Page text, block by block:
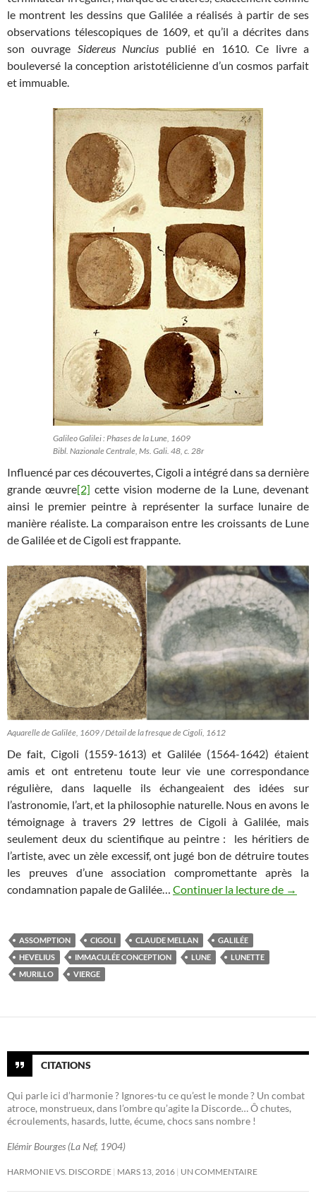
le montrent les dessins que Galilée a réalisés à partir de ses
observations télescopiques de 1609, et qu’il a décrites dans
son ouvrage Sidereus Nuncius publié en 1610. Ce livre a
bouleversé la conception aristotélicienne d’un cosmos parfait
et immuable.
Galileo Galilei : Phases de la Lune, 1609
Bibl. Nazionale Centrale, Ms. Gali. 48, c. 28r
Influencé par ces découvertes, Cigoli a intégré dans sa dernière
grande œuvre[2] cette vision moderne de la Lune, devenant
ainsi le premier peintre à représenter la surface lunaire de
manière réaliste. La comparaison entre les croissants de Lune
de Galilée et de Cigoli est frappante.
Aquarelle de Galilée, 1609 / Détail de la fresque de Cigoli, 1612
De fait, Cigoli (1559-1613) et Galilée (1564-1642) étaient
amis et ont entretenu toute leur vie une correspondance
régulière, dans laquelle ils échangeaient des idées sur
l’astronomie, l’art, et la philosophie naturelle. Nous en avons le
témoignage à travers 29 lettres de Cigoli à Galilée, mais
seulement deux du scientifique au peintre : les héritiers de
l’artiste, avec un zèle excessif, ont jugé bon de détruire toutes
les preuves d’une association compromettante après la
condamnation papale de Galilée… Continuer la lecture de La
→
ASSOMPTION CIGOLI CLAUDE MELLAN
GALILÉE
HEVELIUS
IMMACULÉE CONCEPTION LUNE
LUNETTE
MURILLO
VIERGE
CITATIONS
Qui parle ici d’harmonie ? Ignores-tu ce qu’est le monde ? Un combat
atroce, monstrueux, dans l’ombre qu’agite la Discorde… Ô chutes,
écroulements, hasards, lutte, écume, chocs sans nombre !
Elémir Bourges (La Nef, 1904)
HARMONIE VS. DISCORDE MARS 13, 2016 UN COMMENTAIRE